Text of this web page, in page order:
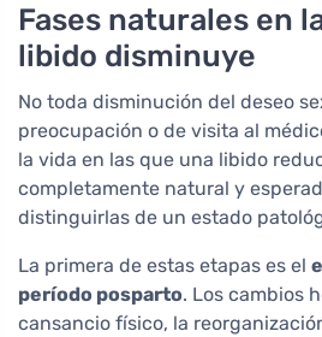
Fases naturales en
libido disminuye
No toda disminución del deseo
preocupación o de visita al
la vida en las que una libido
completamente natural y
distinguirlas de un estado
La primera de estas etapas es el
período posparto. Los cambios
cansancio físico, la